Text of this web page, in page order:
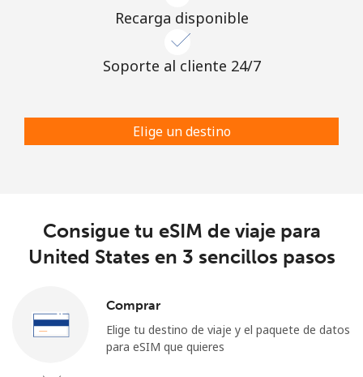
Recarga disponible
Soporte al cliente 24/7
Elige un destino
Consigue tu eSIM de viaje para
United States en 3 sencillos pasos
Comprar
Elige tu destino de viaje y el paquete de datos
para eSIM que quieres